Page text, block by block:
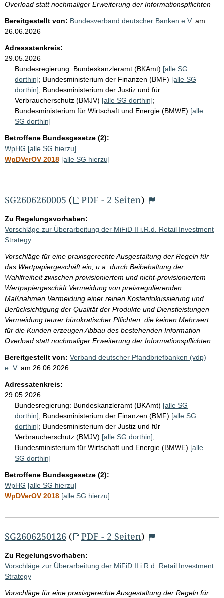
Overload statt nochmaliger Erweiterung der Informationspflichten
Bereitgestellt von: Bundesverband deutscher Banken e.V. am
26.06.2026
Adressatenkreis:
29.05.2026
Bundesregierung: Bundeskanzleramt (BKAmt) [alle SG
dorthin]; Bundesministerium der Finanzen (BMF) [alle SG
dorthin]; Bundesministerium der Justiz und für
Verbraucherschutz (BMJV) [alle SG dorthin];
Bundesministerium für Wirtschaft und Energie (BMWE) [alle
SG dorthin]
Betroffene Bundesgesetze (2):
WpHG [alle SG hierzu]
WpDVerOV 2018 [alle SG hierzu]
SG2606260005 ( PDF - 2 Seiten)
Zu Regelungsvorhaben:
Vorschläge zur Überarbeitung der MiFiD II i.R.d. Retail Investment
Strategy
Vorschläge für eine praxisgerechte Ausgestaltung der Regeln für
das Wertpapiergeschäft ein, u.a. durch Beibehaltung der
Wahlfreiheit zwischen provisioniertem und nicht-provisioniertem
Wertpapiergeschäft Vermeidung von preisregulierenden
Maßnahmen Vermeidung einer reinen Kostenfokussierung und
Berücksichtigung der Qualität der Produkte und Dienstleistungen
Vermeidung teurer bürokratischer Pflichten, die keinen Mehrwert
für die Kunden erzeugen Abbau des bestehenden Information
Overload statt nochmaliger Erweiterung der Informationspflichten
Bereitgestellt von: Verband deutscher Pfandbriefbanken (vdp)
e. V. am 26.06.2026
Adressatenkreis:
29.05.2026
Bundesregierung: Bundeskanzleramt (BKAmt) [alle SG
dorthin]; Bundesministerium der Finanzen (BMF) [alle SG
dorthin]; Bundesministerium der Justiz und für
Verbraucherschutz (BMJV) [alle SG dorthin];
Bundesministerium für Wirtschaft und Energie (BMWE) [alle
SG dorthin]
Betroffene Bundesgesetze (2):
WpHG [alle SG hierzu]
WpDVerOV 2018 [alle SG hierzu]
SG2606250126 ( PDF - 2 Seiten)
Zu Regelungsvorhaben:
Vorschläge zur Überarbeitung der MiFiD II i.R.d. Retail Investment
Strategy
Vorschläge für eine praxisgerechte Ausgestaltung der Regeln für